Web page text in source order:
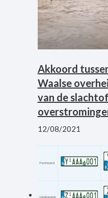
Akkoord
Waalse
van de
12/08/2021